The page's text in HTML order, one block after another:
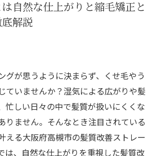
は自然な仕上がりと縮毛矯正と
解説
グが思うように決まらず、くせ毛やう
ていませんか？湿気による広がりや髪
忙しい日々の中で髪質が扱いにくくな
りません。そんなとき注目されている
える大阪府高槻市の髪質改善ストレー
は、自然な仕上がりを重視した髪質改